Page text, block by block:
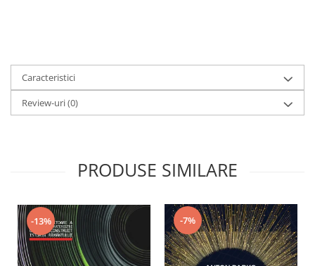
Caracteristici
Review-uri(0)
PRODUSE SIMILARE
-13% -7%